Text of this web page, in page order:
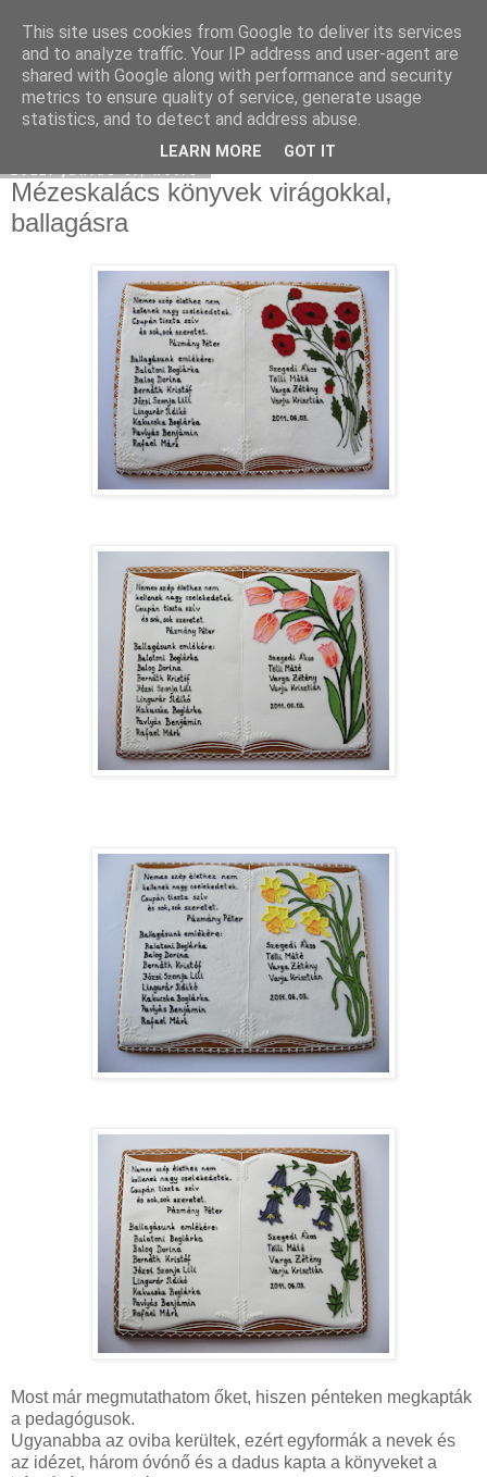
Moha Konyha
Mézeskalács könyvek virágokkal,
ballagásra
Most már megmutathatom őket, hiszen pénteken megkapták
a pedagógusok.
Ugyanabba az oviba kerültek, ezért egyformák a nevek és
az idézet, három óvónő és a dadus kapta a könyveket a
This site uses cookies from Google to deliver its services
and to analyze traffic. Your IP address and user-agent are
shared with Google along with performance and security
metrics to ensure quality of service, generate usage
statistics, and to detect and address abuse.
LEARN MORE GOT IT